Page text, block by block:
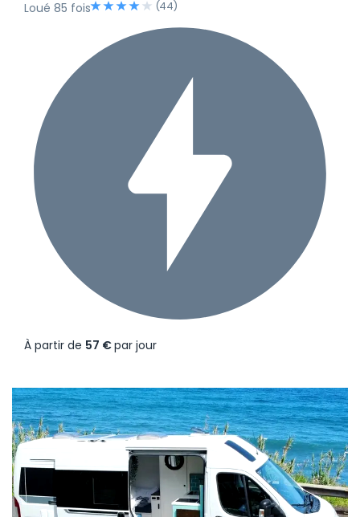
Loué 85 fois (44)
À partir de 57 €par jour